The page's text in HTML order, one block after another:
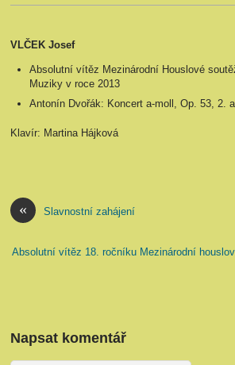
VLČEK Josef
Absolutní vítěz Mezinárodní Houslové
Muziky v roce 2013
Antonín Dvořák: Koncert a-moll, Op. 53, 2.
Klavír: Martina Hájková
« Slavnostní zahájení
Absolutní vítěz 18. ročníku Mezinárodní
Napsat komentář